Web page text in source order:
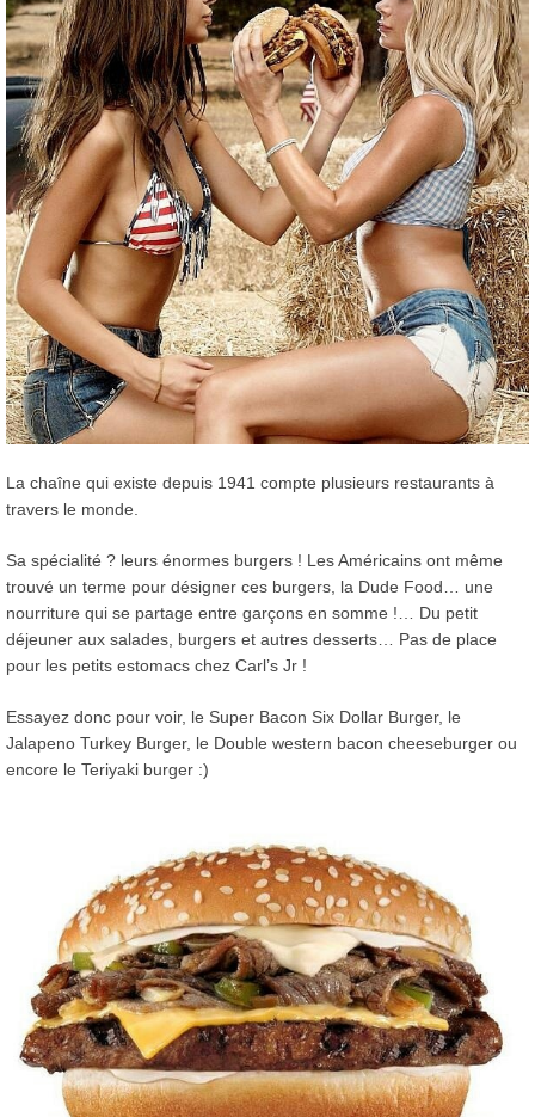
La chaîne qui existe depuis 1941 compte plusieurs restaurants à
travers le monde.
Sa spécialité ? leurs énormes burgers ! Les Américains ont même
trouvé un terme pour désigner ces burgers, la Dude Food… une
nourriture qui se partage entre garçons en somme !… Du petit
déjeuner aux salades, burgers et autres desserts… Pas de place
pour les petits estomacs chez Carl’s Jr !
Essayez donc pour voir, le Super Bacon Six Dollar Burger, le
Jalapeno Turkey Burger, le Double western bacon cheeseburger ou
encore le Teriyaki burger :)